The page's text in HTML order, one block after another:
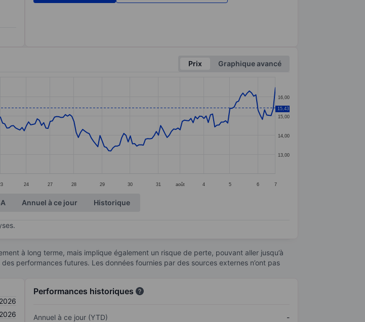
Prix
Graphique avancé
to 16.46.
24 27 28 29 30 31 août 4 5 6 7
13,00
14,00
15,00
16,00
15,43
Annuel à ce jour Historique
à long terme, mais implique également un risque de perte, pouvant aller jusqu’à
performances futures. Les données fournies par des sources externes n’ont pas
Performances historiques
Annuel à ce jour (YTD)
-